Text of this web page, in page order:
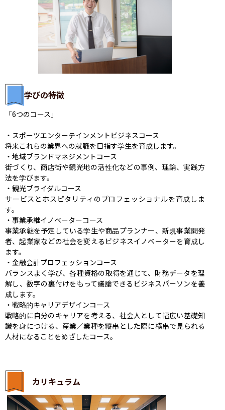
学びの特徴
「6つのコース」
・スポーツエンターテインメントビジネスコース
将来これらの業界への就職を目指す学生を育成します。
・地域ブランドマネジメントコース
街づくり、商店街や観光地の活性化などの事例、理論、実践方
法を学びます。
・観光ブライダルコース
サービスとホスピタリティのプロフェッショナルを育成しま
す。
・事業承継イノベーターコース
事業承継を予定している学生や商品プランナー、新規事業開発
者、起業家などの社会を変えるビジネスイノベーターを育成し
ます。
・金融会計プロフェッションコース
バランスよく学び、各種資格の取得を通じて、財務データを理
解し、数字の裏付けをもって議論できるビジネスパーソンを養
成します。
・戦略的キャリアデザインコース
戦略的に自分のキャリアを考える、社会人として幅広い基礎知
識を身につける、産業／業種を縦串とした際に横串で見られる
人材になることをめざしたコース。
カリキュラム